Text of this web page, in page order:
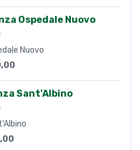
Ospedale Nuovo
Nuovo
Sant'Albino